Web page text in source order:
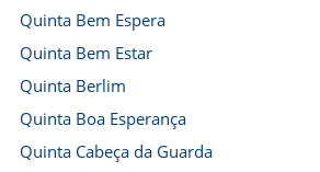
Quinta Bem Espera
Quinta Bem Estar
Quinta Berlim
Quinta Boa Esperança
Quinta Cabeça da Guarda